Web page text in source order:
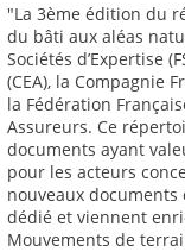
"La 3ème édition du
du bâti aux aléas
Sociétés d’Expertise
(CEA), la Compagnie
la Fédération
Assureurs. Ce
documents ayant
pour les acteurs
nouveaux
dédié et viennent
Mouvements de